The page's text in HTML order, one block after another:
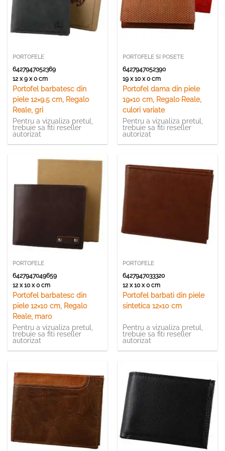
PORTOFELE
6427947052369
12 x 9 x 0 cm
Portofel barbatesc din
piele 12×9.5 cm, Regalo
Reale, gri
Pentru a vizualiza pretul,
trebuie sa fiti reseller
autorizat
PORTOFELE SI POSETE
6427947052390
19 x 10 x 0 cm
Portofel dama din piele
19×10 cm, Regalo Reale,
culori variate
Pentru a vizualiza pretul,
trebuie sa fiti reseller
autorizat
PORTOFELE
6427947049659
12 x 10 x 0 cm
Portofel barbatesc din
piele 12×10 cm, Regalo
Reale, maro
Pentru a vizualiza pretul,
trebuie sa fiti reseller
autorizat
PORTOFELE
6427947033320
12 x 10 x 0 cm
Portofel barbati din piele
sintetica 12×10 cm
Pentru a vizualiza pretul,
trebuie sa fiti reseller
autorizat